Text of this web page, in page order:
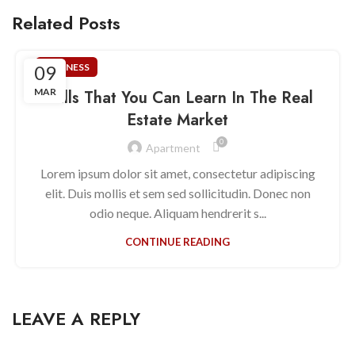
Related Posts
09
MAR
BUSINESS
Skills That You Can Learn In The Real
Estate Market
Apartment 0
Lorem ipsum dolor sit amet, consectetur adipiscing
elit. Duis mollis et sem sed sollicitudin. Donec non
odio neque. Aliquam hendrerit s...
CONTINUE READING
LEAVE A REPLY